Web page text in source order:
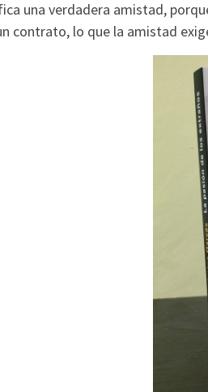
una verdadera amistad,
contrato, lo que la amistad